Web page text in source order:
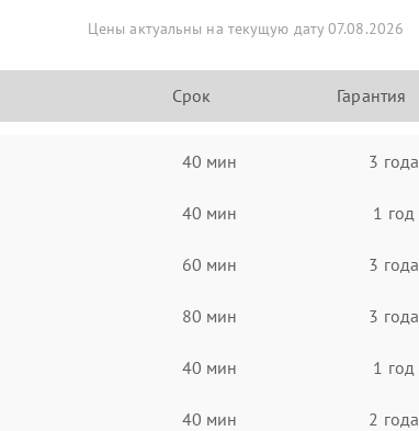
Цены актуальны на текущую дату 07.08.2026
Срок Гарантия
40 мин 3 года
40 мин 1 год
60 мин 3 года
80 мин 3 года
40 мин 1 год
40 мин 2 года